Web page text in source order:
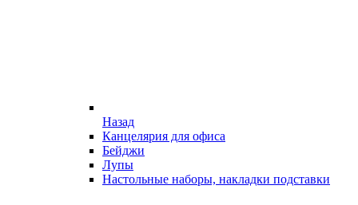
Назад
Канцелярия для офиса
Бейджи
Лупы
Настольные наборы, накладки подставки